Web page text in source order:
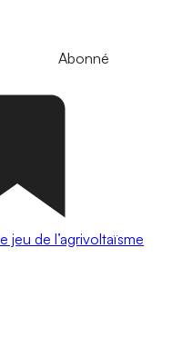
Abonné
jeu de l’agrivoltaïsme